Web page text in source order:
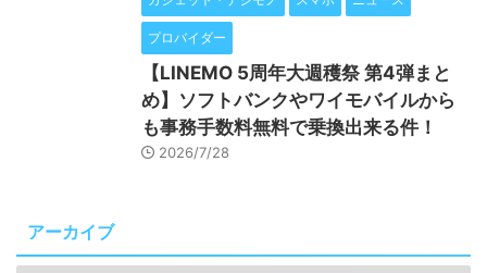
プロバイダー
【LINEMO 5周年大週穫祭 第4弾まと
め】ソフトバンクやワイモバイルから
も事務手数料無料で乗換出来る件！
2026/7/28
アーカイブ